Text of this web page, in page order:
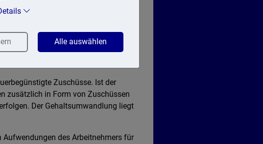
Zuschüsse. Ist der
zusätzlich in Form von Zuschüssen
Der Gehaltsumwandlung liegt
des Arbeitnehmers für
Alle auswählen